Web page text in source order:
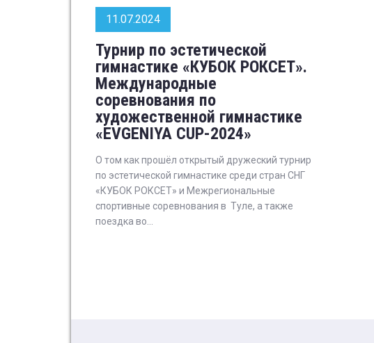
11.07.2024
Турнир по эстетической
гимнастике «КУБОК РОКСЕТ».
Международные
соревнования по
художественной гимнастике
«EVGENIYA CUP-2024»
О том как прошёл открытый дружеский турнир
по эстетической гимнастике среди стран СНГ
«КУБОК РОКСЕТ» и Межрегиональные
спортивные соревнования в Туле, а также
поездка во...